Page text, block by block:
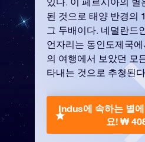
된 것으로 태양 반경의
그 두배이다. 네덜란드
언자리는 동인도제국
의 여행에서 보았던 모
타내는 것으로 추청된
Indus에 속하는 별
요! ₩